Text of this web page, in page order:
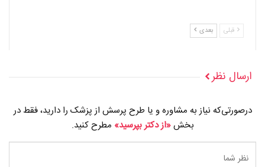
قبلی بعدی
ارسال نظر
درصورتی‌که نیاز به مشاوره و یا طرح پرسش از پزشک را دارید، فقط در
بخش«از دکتر بپرسید» مطرح کنید.